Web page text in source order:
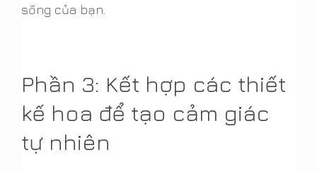
sống của bạn.
Phần 3: Kết hợp các thiết
kế hoa để tạo cảm giác
tự nhiên